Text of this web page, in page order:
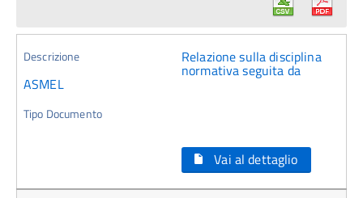
Relazione sulla disciplina
normativa seguita da
ASMEL
Vai al dettaglio